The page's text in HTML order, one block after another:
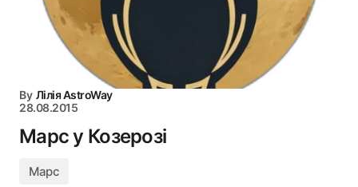
By Лілія AstroWay
28.08.2015
Марс у Козерозі
Марс